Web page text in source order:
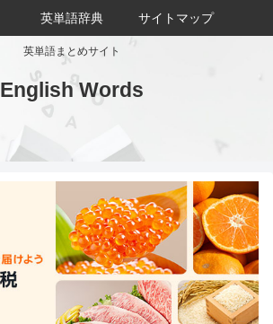
英単語まとめサイト
English Words
英単語辞典 サイトマップ